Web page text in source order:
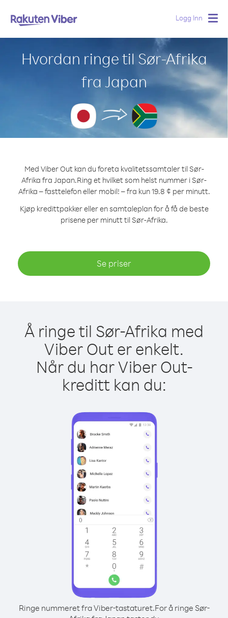
Logg Inn
Hvordan ringe til Sør-Afrika
fra Japan
Med Viber Out kan du foreta kvalitetssamtaler til Sør-
Afrika fra Japan.Ring et hvilket som helst nummer i Sør-
Afrika – fasttelefon eller mobil! – fra kun 19.8 ¢ per minutt.
Kjøp kredittpakker eller en samtaleplan for å få de beste
prisene per minutt til Sør-Afrika.
Se priser
Å ringe til Sør-Afrika med
Viber Out er enkelt.
Når du har Viber Out-
kreditt kan du:
Ringe nummeret fra Viber-tastaturet.For å ringe Sør-